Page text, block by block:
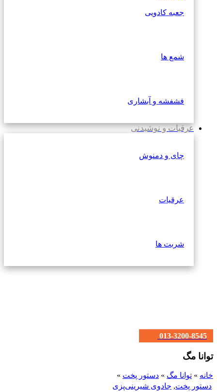
جعبه کادویی
شمع ها
فشفشه و آبشاری
عرقیات و نوشیدنی
چای و دمنوش
عرقیات
شربت ها
013-3200-8545
توانا مگ
خانه » توانا مگ » دستور پخت »
دستور پخت, جادوی شیرینی‌پزی